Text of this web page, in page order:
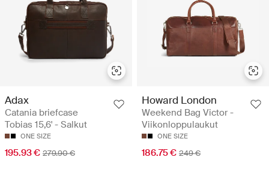
Adax
Catania briefcase
Tobias 15,6' - Salkut
ONE SIZE
195.93 € 279.90 €
Howard London
Weekend Bag Victor -
Viikonloppulaukut
ONE SIZE
186.75 € 249 €